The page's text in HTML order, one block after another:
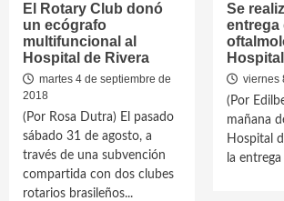
El Rotary Club donó
un ecógrafo
multifuncional al
Hospital de Rivera
martes 4 de septiembre de
2018
(Por Rosa Dutra) El pasado
sábado 31 de agosto, a
través de una subvención
compartida con dos clubes
rotarios brasileños...
Se
entrega
viernes
(Por
mañana
Hospital
la